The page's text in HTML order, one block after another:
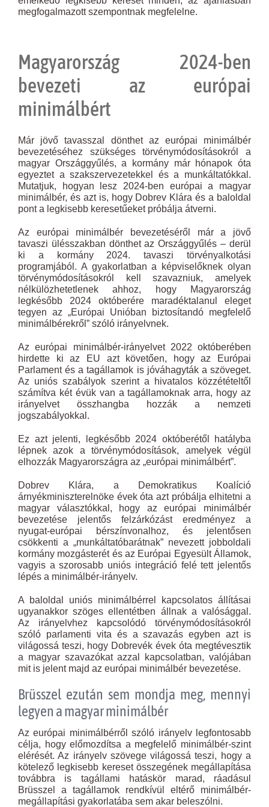
megfogalmazott szempontnak megfelelne.
Magyarország 2024-ben
bevezeti az európai
minimálbért
Már jövő tavasszal dönthet az európai minimálbér
bevezetéséhez szükséges törvénymódosításokról a
magyar Országgyűlés, a kormány már hónapok óta
egyeztet a szakszervezetekkel és a munkáltatókkal.
Mutatjuk, hogyan lesz 2024-ben európai a magyar
minimálbér, és azt is, hogy Dobrev Klára és a baloldal
pont a legkisebb keresetűeket próbálja átverni.
Az európai minimálbér bevezetéséről már a jövő
tavaszi ülésszakban dönthet az Országgyűlés – derül
ki a kormány 2024. tavaszi törvényalkotási
programjából. A gyakorlatban a képviselőknek olyan
törvénymódosításokról kell szavazniuk, amelyek
nélkülözhetetlenek ahhoz, hogy Magyarország
legkésőbb 2024 októberére maradéktalanul eleget
tegyen az „Európai Unióban biztosítandó megfelelő
minimálbérekről” szóló irányelvnek.
Az európai minimálbér-irányelvet 2022 októberében
hirdette ki az EU azt követően, hogy az Európai
Parlament és a tagállamok is jóváhagyták a szöveget.
Az uniós szabályok szerint a hivatalos közzétételtől
számítva két évük van a tagállamoknak arra, hogy az
irányelvet összhangba hozzák a nemzeti
jogszabályokkal.
Ez azt jelenti, legkésőbb 2024 októberétől hatályba
lépnek azok a törvénymódosítások, amelyek végül
elhozzák Magyarországra az „európai minimálbért”.
Dobrev Klára, a Demokratikus Koalíció
árnyékminiszterelnöke évek óta azt próbálja elhitetni a
magyar választókkal, hogy az európai minimálbér
bevezetése jelentős felzárkózást eredményez a
nyugat-európai bérszínvonalhoz, és jelentősen
csökkenti a „munkáltatóbarátnak” nevezett jobboldali
kormány mozgásterét és az Európai Egyesült Államok,
vagyis a szorosabb uniós integráció felé tett jelentős
lépés a minimálbér-irányelv.
A baloldal uniós minimálbérrel kapcsolatos állításai
ugyanakkor szöges ellentétben állnak a valósággal.
Az irányelvhez kapcsolódó törvénymódosításokról
szóló parlamenti vita és a szavazás egyben azt is
világossá teszi, hogy Dobrevék évek óta megtévesztik
a magyar szavazókat azzal kapcsolatban, valójában
mit is jelent majd az európai minimálbér bevezetése.
Brüsszel ezután sem mondja meg, mennyi
legyen a magyar minimálbér
Az európai minimálbérről szóló irányelv legfontosabb
célja, hogy előmozdítsa a megfelelő minimálbér-szint
elérését. Az irányelv szövege világossá teszi, hogy a
kötelező legkisebb kereset összegének megállapítása
továbbra is tagállami hatáskör marad, ráadásul
Brüsszel a tagállamok rendkívül eltérő minimálbér-
megállapítási gyakorlatába sem akar beleszólni.